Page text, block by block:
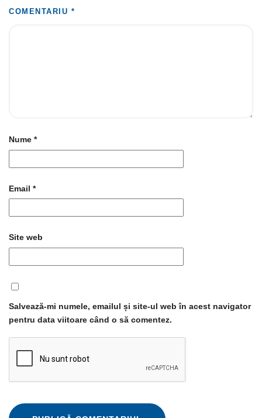
COMENTARIU *
Nume *
Email *
Site web
Salvează-mi numele, emailul și site-ul web în acest navigator
pentru data viitoare când o să comentez.